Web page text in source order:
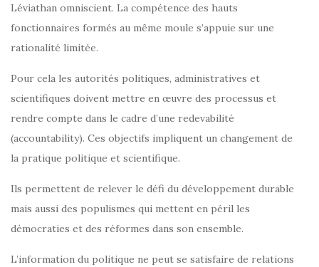
Léviathan omniscient. La compétence des hauts
fonctionnaires formés au même moule s’appuie sur une
rationalité limitée.
Pour cela les autorités politiques, administratives et
scientifiques doivent mettre en œuvre des processus et
rendre compte dans le cadre d’une redevabilité
(accountability). Ces objectifs impliquent un changement de
la pratique politique et scientifique.
Ils permettent de relever le défi du développement durable
mais aussi des populismes qui mettent en péril les
démocraties et des réformes dans son ensemble.
L’information du politique ne peut se satisfaire de relations